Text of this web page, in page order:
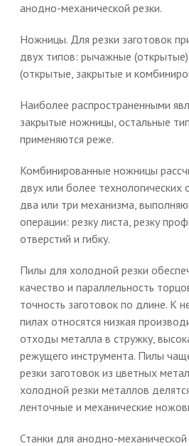
анодно-механической резки.
Ножницы. Для резки заготовок
двух типов: рычажные
(открытые, закрытые и
Наиболее распространенными
закрытые ножницы, остальные
применяются реже.
Комбинированные ножницы
двух или более
два или три механизма,
операции: резку листа, резку
отверстий и гибку.
Пилы для холодной резки
качество и параллельность
точность заготовок по длине. К
пилах относятся низкая
отходы металла в стружку,
режущего инструмента. Пилы
резки заготовок из цветных
холодной резки металлов
ленточные и механические
Станки для анодно-